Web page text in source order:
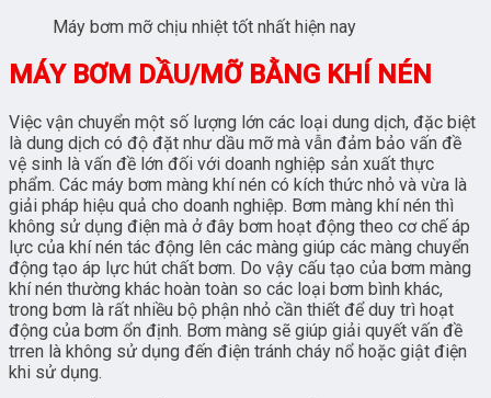
Máy bơm mỡ chịu nhiệt tốt nhất hiện nay
MÁY BƠM DẦU/MỠ BẰNG KHÍ NÉN
Việc vận chuyển một số lượng lớn các loại dung dịch, đặc biệt
là dung dịch có độ đặt như dầu mỡ mà vẫn đảm bảo vấn đề
vệ sinh là vấn đề lớn đối với doanh nghiệp sản xuất thực
phẩm. Các máy bơm màng khí nén có kích thức nhỏ và vừa là
giải pháp hiệu quả cho doanh nghiệp. Bơm màng khí nén thì
không sử dụng điện mà ở đây bơm hoạt động theo cơ chế áp
lực của khí nén tác động lên các màng giúp các màng chuyển
động tạo áp lực hút chất bơm. Do vậy cấu tạo của bơm màng
khí nén thường khác hoàn toàn so các loại bơm bình khác,
trong bơm là rất nhiều bộ phận nhỏ cần thiết để duy trì hoạt
động của bơm ổn định. Bơm màng sẽ giúp giải quyết vấn đề
trren là không sử dụng đến điện tránh cháy nổ hoặc giật điện
khi sử dụng.